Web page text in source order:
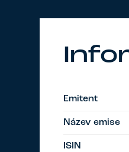
Emitent
Název emise
ISIN